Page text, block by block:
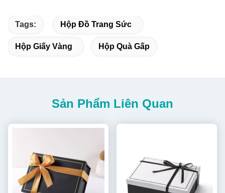
Tags: Hộp Đồ Trang Sức
Hộp Giấy Vàng Hộp Quà Gấp
Sản Phẩm Liên Quan